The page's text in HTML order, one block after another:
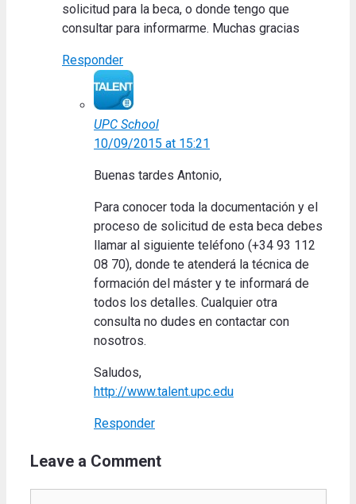
solicitud para la beca, o donde tengo que
consultar para informarme. Muchas gracias
Responder
UPC School
10/09/2015 at 15:21
Buenas tardes Antonio,
Para conocer toda la documentación y el
proceso de solicitud de esta beca debes
llamar al siguiente teléfono (+34 93 112
08 70), donde te atenderá la técnica de
formación del máster y te informará de
todos los detalles. Cualquier otra
consulta no dudes en contactar con
nosotros.
Saludos,
http://www.talent.upc.edu
Responder
Leave a Comment